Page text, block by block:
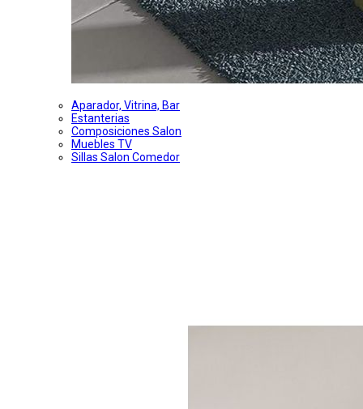
Aparador, Vitrina, Bar
Estanterias
Composiciones Salon
Muebles TV
Sillas Salon Comedor